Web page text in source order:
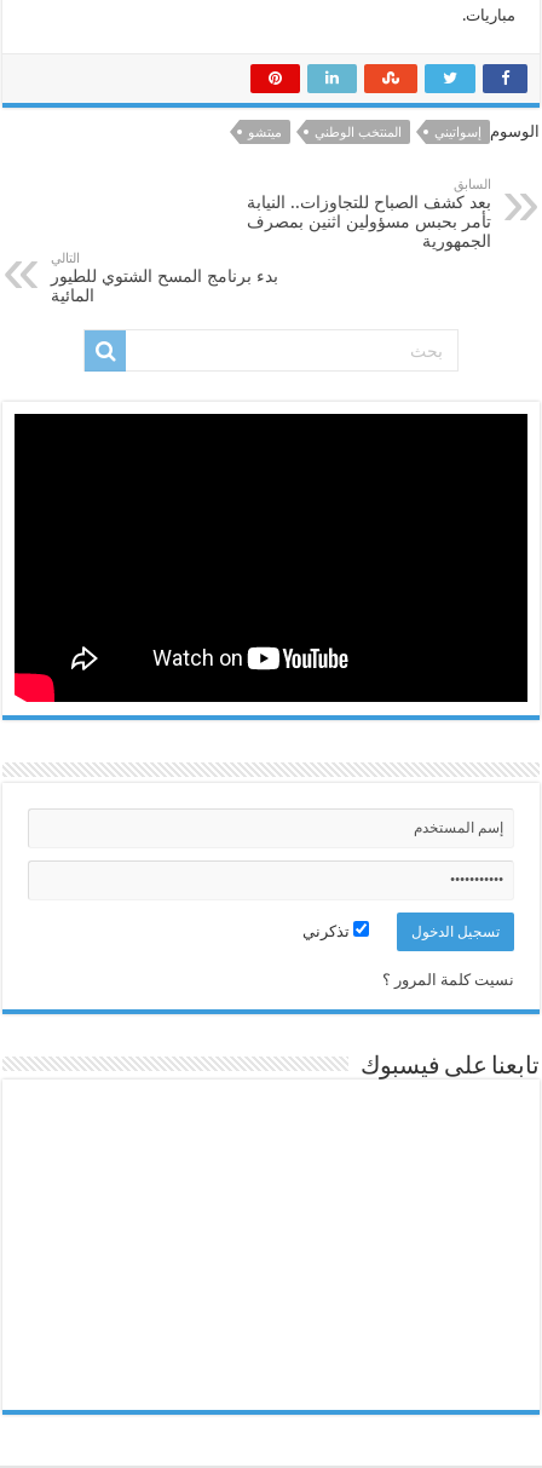
مباريات.
الوسوم إسواتيني المنتخب الوطني ميتشو
السابق
بعد كشف الصباح للتجاوزات.. النيابة
تأمر بحبس مسؤولين اثنين بمصرف
الجمهورية
التالي
بدء برنامج المسح الشتوي للطيور
المائية
تذكرني
نسيت كلمة المرور ؟
تابعنا على فيسبوك